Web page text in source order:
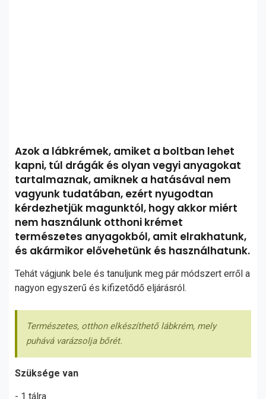
Azok a lábkrémek, amiket a boltban lehet
kapni, túl drágák és olyan vegyi anyagokat
tartalmaznak, amiknek a hatásával nem
vagyunk tudatában, ezért nyugodtan
kérdezhetjük magunktól, hogy akkor miért
nem használunk otthoni krémet
természetes anyagokból, amit elrakhatunk,
és akármikor elővehetünk és használhatunk.
Tehát vágjunk bele és tanuljunk meg pár módszert erről a
nagyon egyszerű és kifizetődő eljárásról.
Természetes, otthon elkészíthető lábkrém, mely
puhává varázsolja bőrét.
Szüksége van
- 1 tálra